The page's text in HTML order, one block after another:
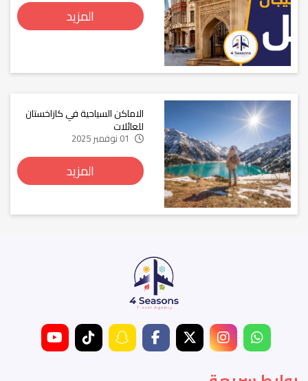
المزيد
الاماكن السياحية في كازاخستان
للعائلات
المزيد